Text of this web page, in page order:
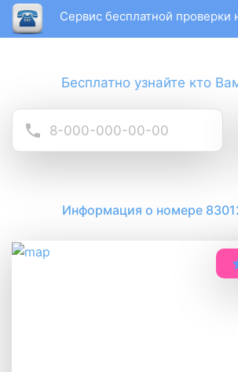
Сервис бесплатной проверки
Бесплатно узнайте кто
Информация о номере